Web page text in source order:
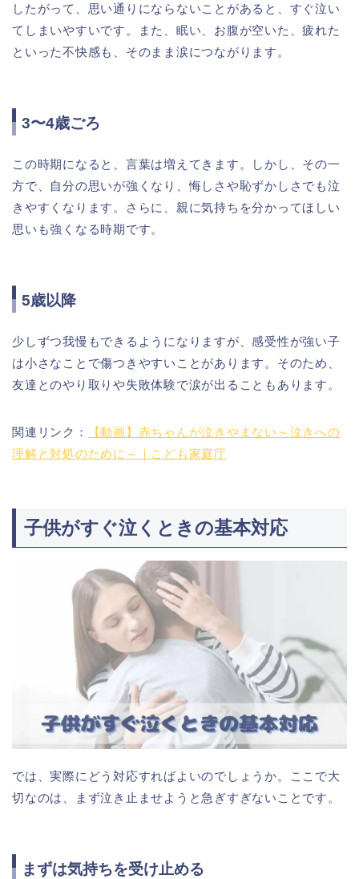
したがって、思い通りにならないことがあると、すぐ泣い
てしまいやすいです。また、眠い、お腹が空いた、疲れた
といった不快感も、そのまま涙につながります。
3〜4歳ごろ
この時期になると、言葉は増えてきます。しかし、その一
方で、自分の思いが強くなり、悔しさや恥ずかしさでも泣
きやすくなります。さらに、親に気持ちを分かってほしい
思いも強くなる時期です。
5歳以降
少しずつ我慢もできるようになりますが、感受性が強い子
は小さなことで傷つきやすいことがあります。そのため、
友達とのやり取りや失敗体験で涙が出ることもあります。
関連リンク：
【動画】赤ちゃんが泣きやまない～泣きへの
理解と対処のために～｜こども家庭庁
子供がすぐ泣くときの基本対応
では、実際にどう対応すればよいのでしょうか。ここで大
切なのは、まず泣き止ませようと急ぎすぎないことです。
まずは気持ちを受け止める